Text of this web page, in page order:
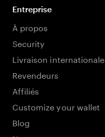
Entreprise
À propos
Security
Livraison internationale
Revendeurs
Affiliés
Customize your wallet
Blog